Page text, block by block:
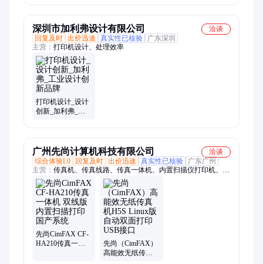
深圳市加利弗设计有限公司
洽谈
回复及时 出价迅速 真实性已核验
广东深圳
主营： 打印机设计、处理效率
打印机设计_设计
创新_加利弗_工
广州先尚计算机科技有限公司
洽谈
综合体验L0
回复及时 出价迅速 真实性已核验
广东广州
主营： 传真机、传真线路、传真一体机、内置扫描仪打印机、传
真服务器、多功能一体机
先尚CimFAX CF-
HA210传真一体
先尚（CimFAX）
高能效无纸传真